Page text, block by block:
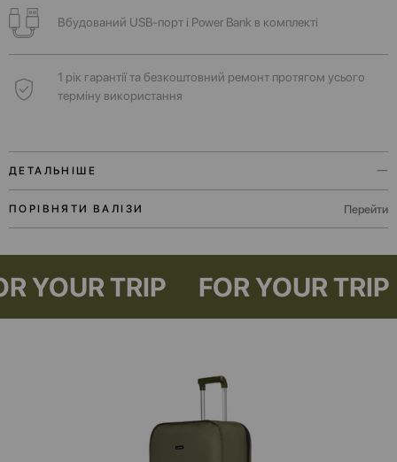
Вбудований USB-порт і Power Bank в комплекті
1 рік гарантії та безкоштовний ремонт протягом усього
терміну використання
ДЕТАЛЬНІШЕ
Вбудований USB-порт і Power Bank допоможуть зберегти заряд
телефону під час очікування рейсу.
необхідні документи, посадковий талон або мобільний пристрій.
ПОРІВНЯТИ ВАЛІЗИ Перейти
FOR YOUR TRIP FOR YOUR